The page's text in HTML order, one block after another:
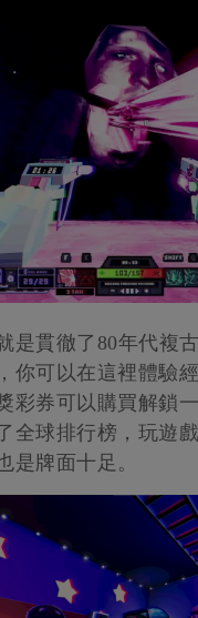
是貫徹了80年代複
你可以在這裡體驗
彩券可以購買解鎖
全球排行榜，玩遊
是牌面十足。